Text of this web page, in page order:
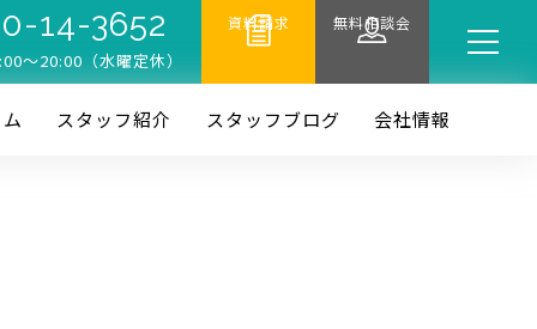
14-3652
〜20:00（水曜定休）
資料請求 無料相談会
スタッフ紹介 スタッフブログ 会社情報